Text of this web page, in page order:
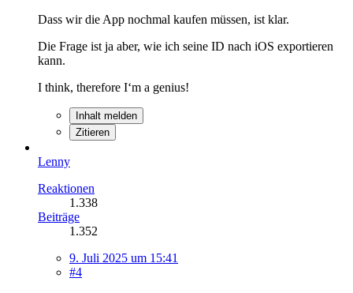
Dass wir die App nochmal kaufen müssen, ist klar.
Die Frage ist ja aber, wie ich seine ID nach iOS exportieren
kann.
I think, therefore I‘m a genius!
Inhalt melden
Zitieren
Lenny
Reaktionen
1.338
Beiträge
1.352
9. Juli 2025 um 15:41
#4